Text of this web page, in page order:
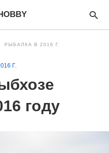
РЫБАЛКА В 2016 Г.
Г.
году